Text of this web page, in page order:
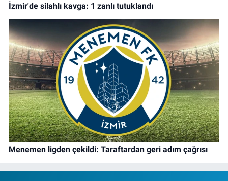
İzmir'de silahlı kavga: 1 zanlı tutuklandı
Menemen ligden çekildi: Taraftardan geri adım çağrısı